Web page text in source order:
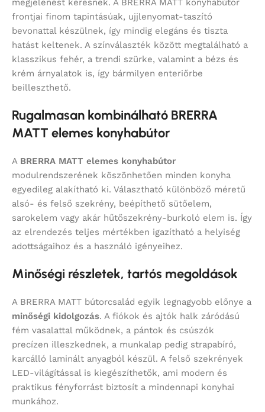
megjelenést keresnek. A BRERRA MATT konyhabútor
frontjai finom tapintásúak, ujjlenyomat-taszító
bevonattal készülnek, így mindig elegáns és tiszta
hatást keltenek. A színválaszték között megtalálható a
klasszikus fehér, a trendi szürke, valamint a bézs és
krém árnyalatok is, így bármilyen enteriőrbe
beilleszthető.
Rugalmasan kombinálható BRERRA
MATT elemes konyhabútor
A BRERRA MATT elemes konyhabútor
modulrendszerének köszönhetően minden konyha
egyedileg alakítható ki. Választható különböző méretű
alsó- és felső szekrény, beépíthető sütőelem,
sarokelem vagy akár hűtőszekrény-burkoló elem is. Így
az elrendezés teljes mértékben igazítható a helyiség
adottságaihoz és a használó igényeihez.
Minőségi részletek, tartós megoldások
A BRERRA MATT bútorcsalád egyik legnagyobb előnye a
minőségi kidolgozás. A fiókok és ajtók halk záródású
fém vasalattal működnek, a pántok és csúszók
precízen illeszkednek, a munkalap pedig strapabíró,
karcálló laminált anyagból készül. A felső szekrények
LED-világítással is kiegészíthetők, ami modern és
praktikus fényforrást biztosít a mindennapi konyhai
munkához.